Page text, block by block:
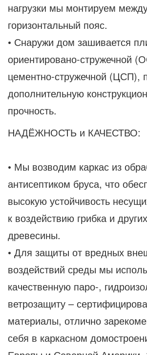
нагрузки мы монтируем
горизонтальный пояс.
• Снаружи дом зашивается
ориентировано-стружечной
цементно-стружечной (ЦСП),
дополнительную
прочность.
НАДЁЖНОСТЬ и КАЧЕСТВО:
• Мы возводим каркас из
антисептиком бруса, что
высокую устойчивость
к воздействию грибка и
древесины.
• Для защиты от вредных
воздействий среды мы
качественную паро-,
ветрозащиту –
материалы, отлично
себя в каркасном